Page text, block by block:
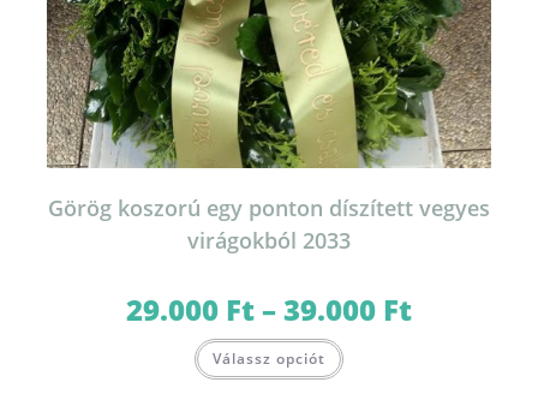
Görög koszorú egy ponton díszített vegyes
virágokból 2033
29.000 Ft–39.000 Ft29.000 Ft
Válassz opciót a